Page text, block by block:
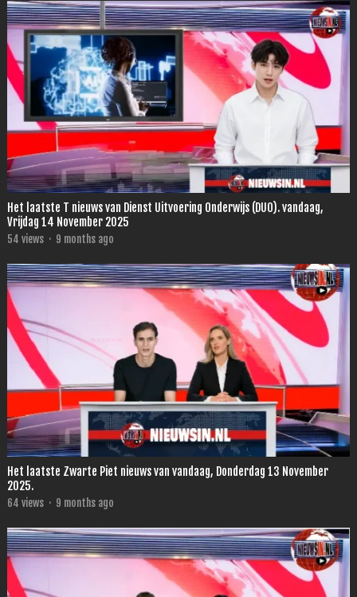
Het laatste T nieuws van Dienst Uitvoering Onderwijs (DUO). vandaag,
Vrijdag 14 November 2025
54 views · 9 months ago
Het laatste Zwarte Piet nieuws van vandaag, Donderdag 13 November
2025.
64 views · 9 months ago